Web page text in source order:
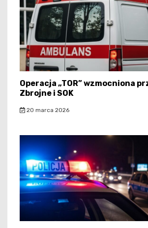
Operacja „TOR” wzmocniona
Zbrojne i SOK
20 marca 2026